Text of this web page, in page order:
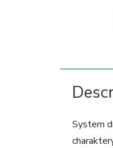
System